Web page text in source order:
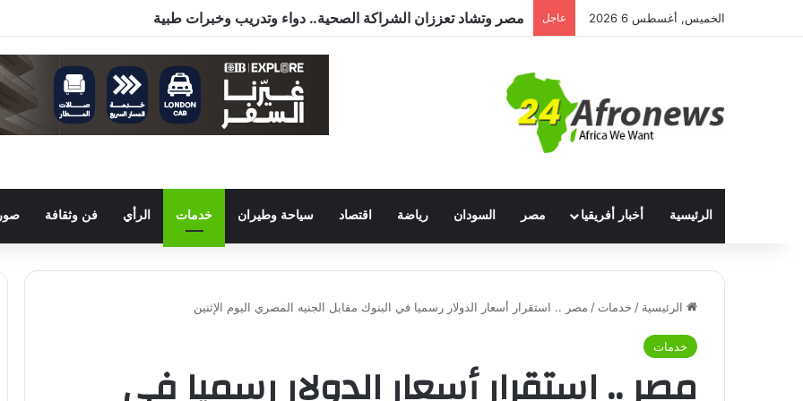
الخميس, أغسطس 6 2026 عاجل
الرئيسية أخبار أفريقيا مصر السودان رياضة اقتصاد سياحة وطيران خدمات الرأي فن وثقافة
الرئيسية / خدمات / مصر .. استقرار أسعار الدولار رسميا في البنوك مقابل الجنيه المصري اليوم الإثنين
خدمات